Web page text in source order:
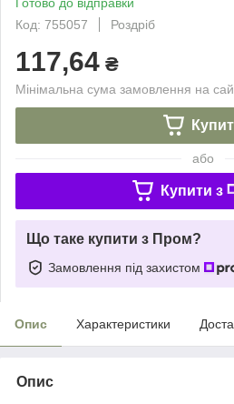
Код: 755057
Роздріб
117,64 ₴
Мінімальна сума замовлення на
або
Купити з
Що таке купити з Пром?
Замовлення під захистом
Опис Характеристики
Опис